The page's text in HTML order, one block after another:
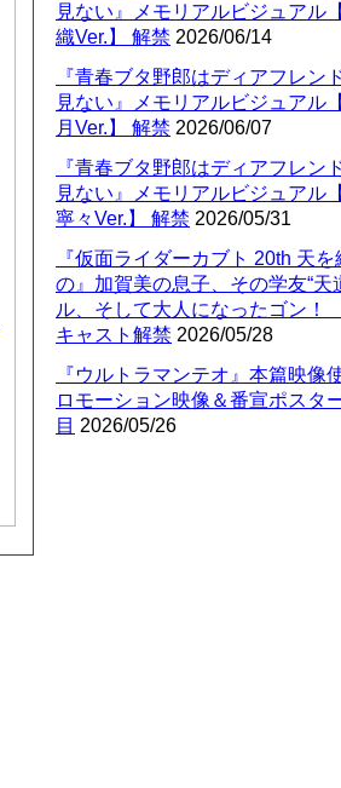
見ない』メモリアルビジュアル
織Ver.】 解禁 2026/06/14
『青春ブタ野郎はディアフレン
見ない』メモリアルビジュアル
月Ver.】 解禁 2026/06/07
『青春ブタ野郎はディアフレン
見ない』メモリアルビジュアル
寧々Ver.】 解禁 2026/05/31
『仮面ライダーカブト 20th 天を
の』加賀美の息子、その学友“天
ル、そして大人になったゴン！
キャスト解禁 2026/05/28
『ウルトラマンテオ』本篇映像
ロモーション映像＆番宣ポスタ
目 2026/05/26